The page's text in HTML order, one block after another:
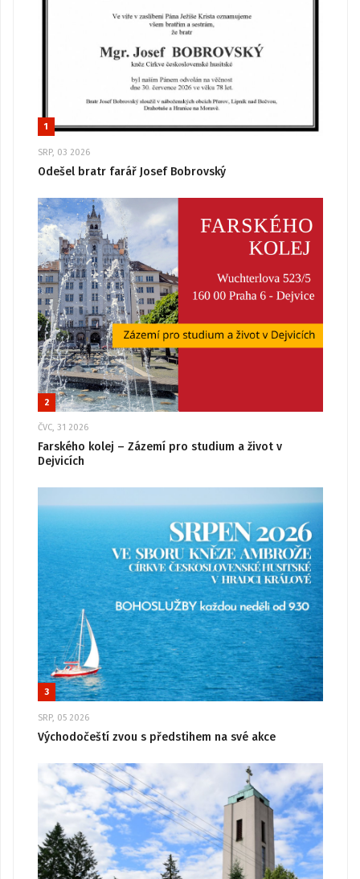
1
SRP, 03 2026
Odešel bratr farář Josef Bobrovský
2
ČVC, 31 2026
Farského kolej – Zázemí pro studium a život v
Dejvicích
3
SRP, 05 2026
Východočeští zvou s předstihem na své akce